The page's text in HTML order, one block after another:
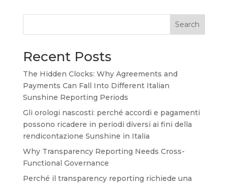
Search
Recent Posts
The Hidden Clocks: Why Agreements and
Payments Can Fall Into Different Italian
Sunshine Reporting Periods
Gli orologi nascosti: perché accordi e pagamenti
possono ricadere in periodi diversi ai fini della
rendicontazione Sunshine in Italia
Why Transparency Reporting Needs Cross-
Functional Governance
Perché il transparency reporting richiede una